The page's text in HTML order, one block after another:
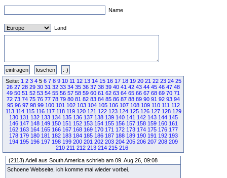
Name
Land
Seite: 1 2 3 45 6 7 8 9 10 11 12 13 14 15 16 17 18 19 20 21 22 23 24 25
26 27 28 29 30 31 32 33 34 35 36 37 38 39 40 41 42 43 44 45 46 47 48
49 50 51 52 53 54 55 56 57 58 59 60 61 62 63 64 65 66 67 68 69 70 71
72 73 74 75 76 77 78 79 80 81 82 83 84 85 86 87 88 89 90 91 92 93 94
95 96 97 98 99 100 101 102 103 104 105 106 107 108 109 110 111 112
113 114 115 116 117 118 119 120 121 122 123 124 125 126 127 128 129
130 131 132 133 134 135 136 137 138 139 140 141 142 143 144 145
146 147 148 149 150 151 152 153 154 155 156 157 158 159 160 161
162 163 164 165 166 167 168 169 170 171 172 173 174 175 176 177
178 179 180 181 182 183 184 185 186 187 188 189 190 191 192 193
194 195 196 197 198 199 200 201 202 203 204 205 206 207 208 209
210 211 212 213 214 215 216
(2113) Adell aus South America schrieb am 09. Aug 26, 09:08
Schoene Webseite, ich komme mal wieder vorbei.